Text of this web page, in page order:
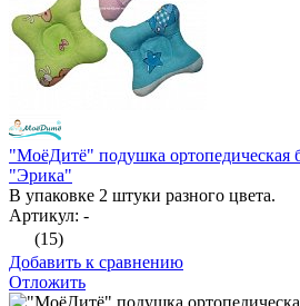
"МоёДитё" подушка ортопедическая
"Эрика"
В упаковке 2 штуки разного цвета.
Артикул: -
(15)
Добавить к сравнению
Отложить